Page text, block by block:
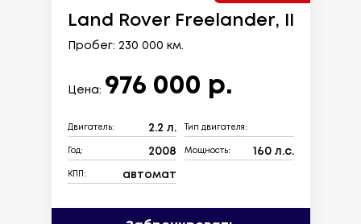
Land Rover Freelander, II
Пробег: 230 000 км.
Цена: 976 000 р.
Двигатель: 2.2 л. Тип двигателя:
Год: 2008 Мощность: 160 л.с.
КПП: автомат